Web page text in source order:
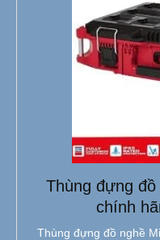
Thùng đựng
chính
Thùng đựng đồ nghề